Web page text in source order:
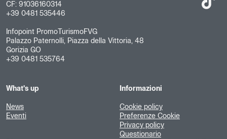
CF: 91036160314
+39 0481 535446
Infopoint PromoTurismoFVG
Palazzo Paternolli, Piazza della Vittoria, 48
Gorizia GO
+39 0481 535764
What's up
News
Eventi
Informazioni
Cookie policy
Preferenze Cookie
Privacy policy
Questionario